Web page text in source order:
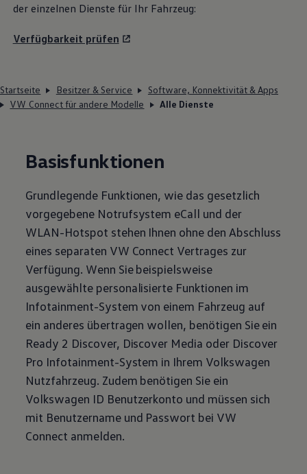
der einzelnen Dienste für Ihr Fahrzeug:
Verfügbarkeit prüfen
Startseite Besitzer & Service
Software, Konnektivität & Apps
VW Connect für andere Modelle
Alle Dienste
Basisfunktionen
Grundlegende Funktionen, wie das gesetzlich
vorgegebene Notrufsystem eCall und der
WLAN-Hotspot stehen Ihnen ohne den Abschluss
eines separaten VW Connect Vertrages zur
Verfügung. Wenn Sie beispielsweise
ausgewählte personalisierte Funktionen im
Infotainment-System von einem Fahrzeug auf
ein anderes übertragen wollen, benötigen Sie ein
Ready 2 Discover, Discover Media oder Discover
Pro Infotainment-System in Ihrem Volkswagen
Nutzfahrzeug. Zudem benötigen Sie ein
Volkswagen ID Benutzerkonto und müssen sich
mit Benutzername und Passwort bei VW
Connect anmelden.